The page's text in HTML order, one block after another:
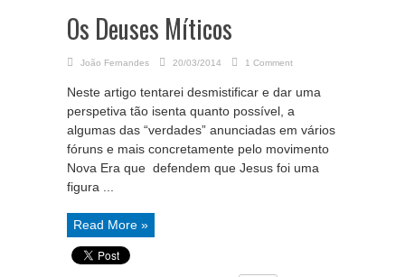
Os Deuses Míticos
João Fernandes 20/03/2014 1 Comment
Neste artigo tentarei desmistificar e dar uma
perspetiva tão isenta quanto possível, a
algumas das “verdades” anunciadas em vários
fóruns e mais concretamente pelo movimento
Nova Era que defendem que Jesus foi uma
figura ...
Read More »